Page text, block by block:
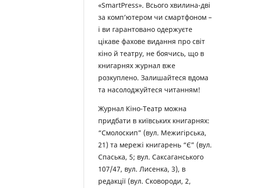
«SmartPress». Всього хвилина-дві
за комп’ютером чи смартфоном –
і ви гарантовано одержуєте
цікаве фахове видання про світ
кіно й театру, не боячись, що в
книгарнях журнал вже
розкуплено. Залишайтеся вдома
та насолоджуйтеся читанням!
Журнал Кіно-Театр можна
придбати в київських книгарнях:
“Смолоскип” (вул. Межигірська,
21) та мережі книгарень “Є” (вул.
Спаська, 5; вул. Саксаганського
107/47, вул. Лисенка, 3), в
редакції (вул. Сковороди, 2,